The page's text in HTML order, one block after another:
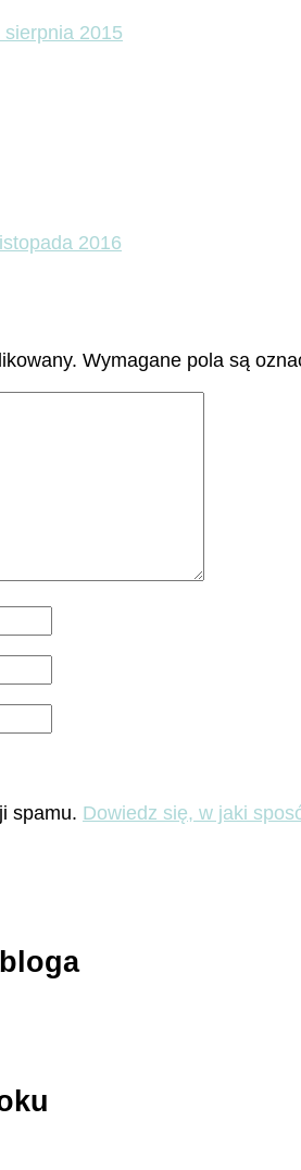
sierpnia 2015
2016
Wymagane pola są
spamu. Dowiedz się, w jaki